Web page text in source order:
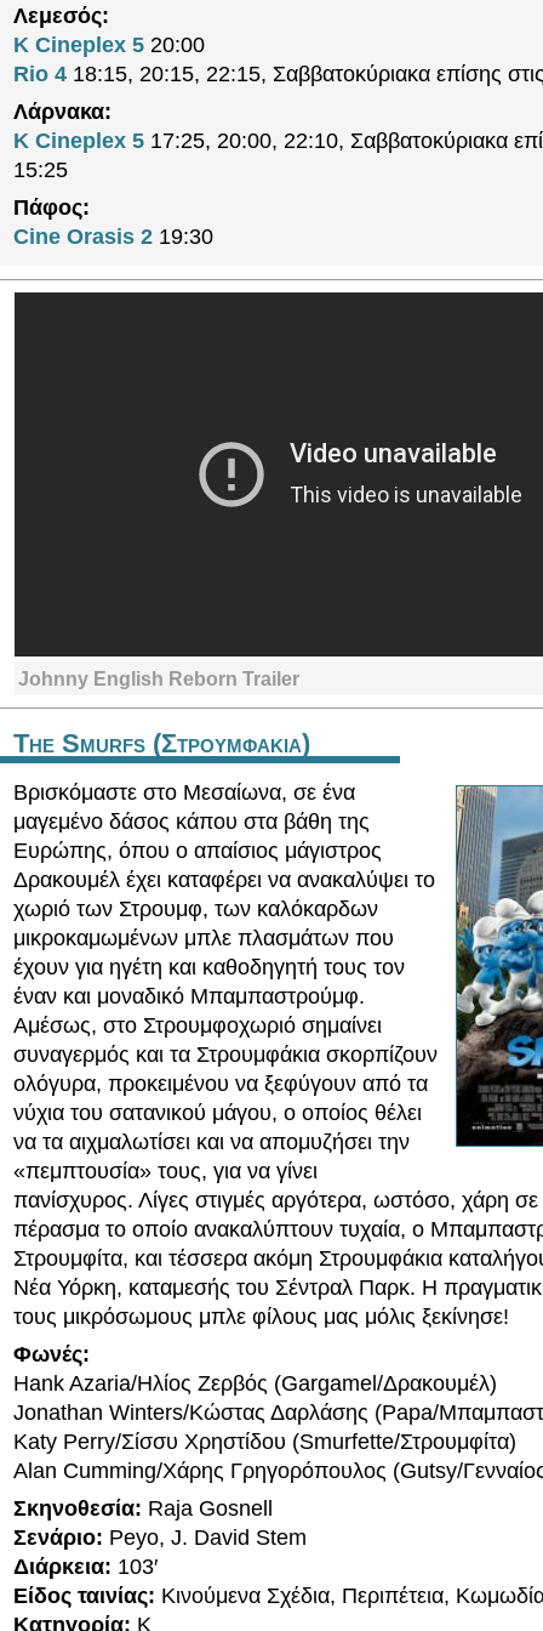
Λεμεσός:
K Cineplex 5 20:00
Rio 4 18:15, 20:15, 22:15, Σαββατοκύριακα επίσης
Λάρνακα:
K Cineplex 5 17:25, 20:00, 22:10, Σαββατοκύριακα
15:25
Πάφος:
Cine Orasis 2 19:30
Johnny English Reborn Trailer
The Smurfs (Στρουμφακια)
Βρισκόμαστε στο Μεσαίωνα, σε ένα
μαγεμένο δάσος κάπου στα βάθη της
Ευρώπης, όπου ο απαίσιος μάγιστρος
Δρακουμέλ έχει καταφέρει να ανακαλύψει το
χωριό των Στρουμφ, των καλόκαρδων
μικροκαμωμένων μπλε πλασμάτων που
έχουν για ηγέτη και καθοδηγητή τους τον
έναν και μοναδικό Μπαμπαστρούμφ.
Αμέσως, στο Στρουμφοχωριό σημαίνει
συναγερμός και τα Στρουμφάκια σκορπίζουν
ολόγυρα, προκειμένου να ξεφύγουν από τα
νύχια του σατανικού μάγου, ο οποίος θέλει
να τα αιχμαλωτίσει και να απομυζήσει την
«πεμπτουσία» τους, για να γίνει
πανίσχυρος. Λίγες στιγμές αργότερα, ωστόσο, χάρη σε
πέρασμα το οποίο ανακαλύπτουν τυχαία, ο
Στρουμφίτα, και τέσσερα ακόμη Στρουμφάκια
Νέα Υόρκη, καταμεσής του Σέντραλ Παρκ. Η
τους μικρόσωμους μπλε φίλους μας μόλις ξεκίνησε!
Φωνές:
Hank Azaria/Ηλίος Ζερβός (Gargamel/Δρακουμέλ)
Jonathan Winters/Κώστας Δαρλάσης (Papa/
Katy Perry/Σίσσυ Χρηστίδου (Smurfette/Στρουμφίτα)
Alan Cumming/Χάρης Γρηγορόπουλος (Gutsy/
Σκηνοθεσία: Raja Gosnell
Σενάριο: Peyo, J. David Stem
Διάρκεια: 103′
Είδος ταινίας: Kινούμενα Σχέδια, Περιπέτεια,
Κατηγορία: K